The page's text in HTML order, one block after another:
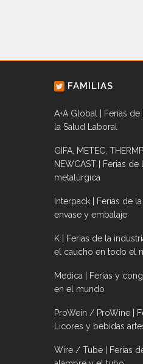
FAMILIAS
A+A Global | Ferias
la Salud Laboral
GIFA, METEC,
NEWCAST | Ferias de
metalúrgica
Interpack | Ferias de
envase y embalaje
K | Ferias de la
el caucho en todo el
Medica | Ferias y
en el mundo
ProWein / ProWine |
Licores y bebidas
Wire / Tube | Ferias